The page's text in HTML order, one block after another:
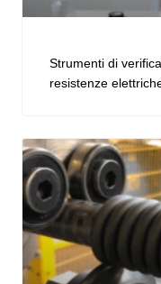
Strumenti di
resistenze